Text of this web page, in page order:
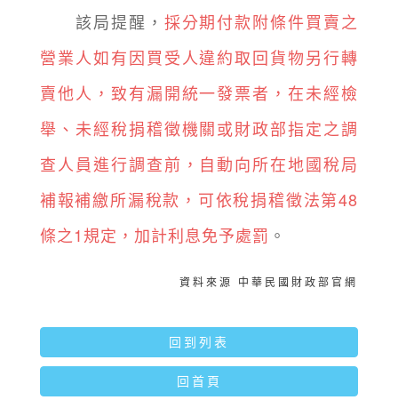
該局提醒， 採分期付款附條件買賣之
營業人如有因買受人違約取回貨物另行轉
賣他人，致有漏開統一發票者，在未經檢
舉、未經稅捐稽徵機關或財政部指定之調
查人員進行調查前，自動向所在地國稅局
補報補繳所漏稅款，可依稅捐稽徵法第48
條之1規定，加計利息免予處罰 。
資料來源 中華民國財政部官網
回到列表
回首頁